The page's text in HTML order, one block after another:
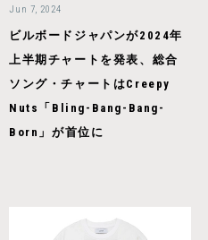
Jun 7, 2024
ビルボードジャパンが2024年
上半期チャートを発表、総合
ソング・チャートはCreepy
Nuts「Bling-Bang-Bang-
Born」が首位に